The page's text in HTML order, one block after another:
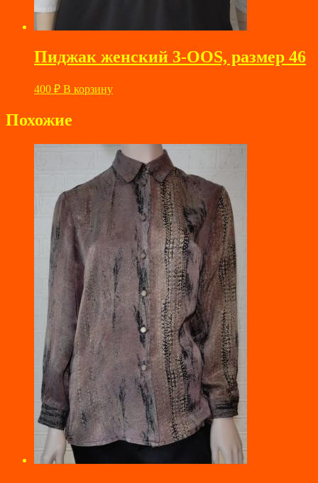
Пиджак женский 3-OOS, размер 46
400 ₽ В корзину
Похожие